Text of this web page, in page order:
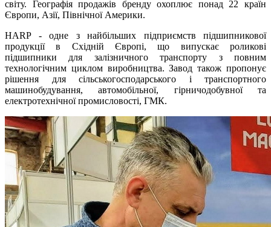
світу. Географія продажів бренду охоплює понад 22 країн
Європи, Азії, Північної Америки.
HARP - одне з найбільших підприємств підшипникової
продукції в Східній Європі, що випускає роликові
підшипники для залізничного транспорту з повним
технологічним циклом виробництва. Завод також пропонує
рішення для сільськогосподарського і транспортного
машинобудування, автомобільної, гірничодобувної та
електротехнічної промисловості, ГМК.